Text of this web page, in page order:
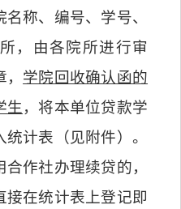
称、编号、学号、
，由各院所进行审
学院回收确认函的
生 ，将本单位贷款学
计表（见附件）。
作社办理续贷的，
接在统计表上登记即